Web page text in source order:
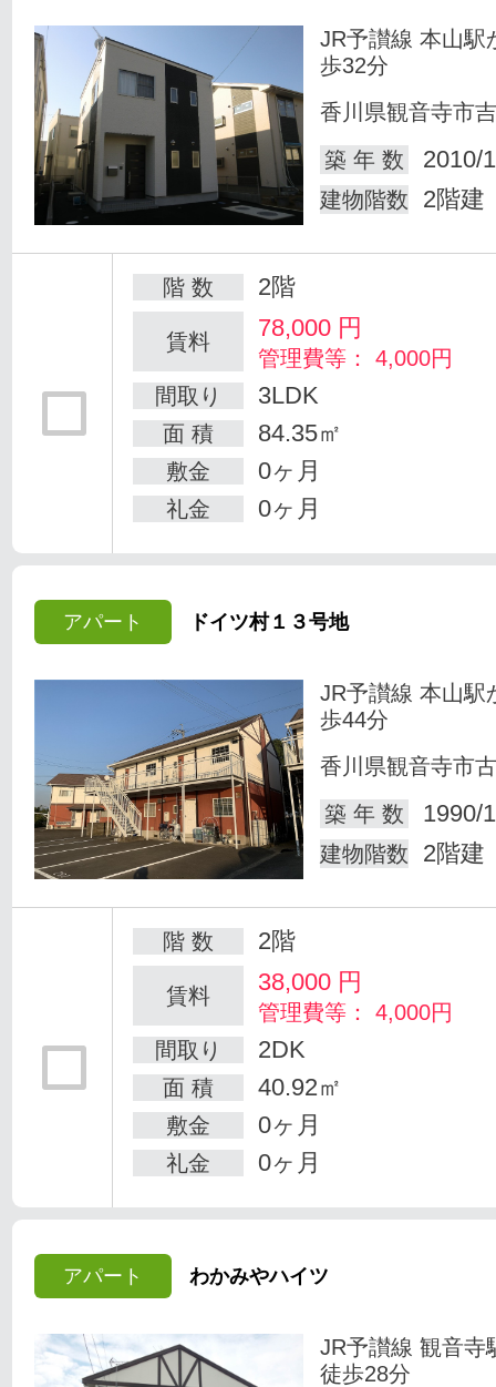
JR予讃線 本山駅
歩32分
香川県観音寺市
築 年 数
2010/
建物階数 2階建
階 数 2階
賃料 78,000 円
管理費等： 4,000円
間取り
3LDK
面 積 84.35㎡
敷金 0ヶ月
礼金 0ヶ月
アパート ドイツ村１３号地
JR予讃線 本山駅
歩44分
香川県観音寺市
築 年 数
1990/
建物階数 2階建
階 数 2階
賃料 38,000 円
管理費等： 4,000円
間取り
2DK
面 積 40.92㎡
敷金 0ヶ月
礼金 0ヶ月
アパート わかみやハイツ
JR予讃線 観音寺
徒歩28分